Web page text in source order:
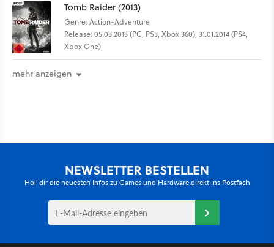
Tomb Raider (2013)
Genre: Action-Adventure
Release: 05.03.2013 (PC, PS3, Xbox 360), 31.01.2014 (PS4,
Xbox One)
mehr anzeigen
NEWSLETTER BESTELLEN
Hol' dir die neuesten Infos zu Games und Hardware direkt ins Postfach